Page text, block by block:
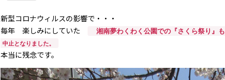
新型コロナウィルスの影響で・・・
毎年 楽しみにしていた
湘南夢わくわく公園での『さくら祭り』も
中止となりました。
本当に残念です。